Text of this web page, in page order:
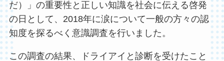
だ）」の重要性と正しい知識を社会に伝える啓発
の日として、2018年に涙について一般の方々の認
知度を探るべく意識調査を行いました。
この調査の結果、ドライアイと診断を受けたこと